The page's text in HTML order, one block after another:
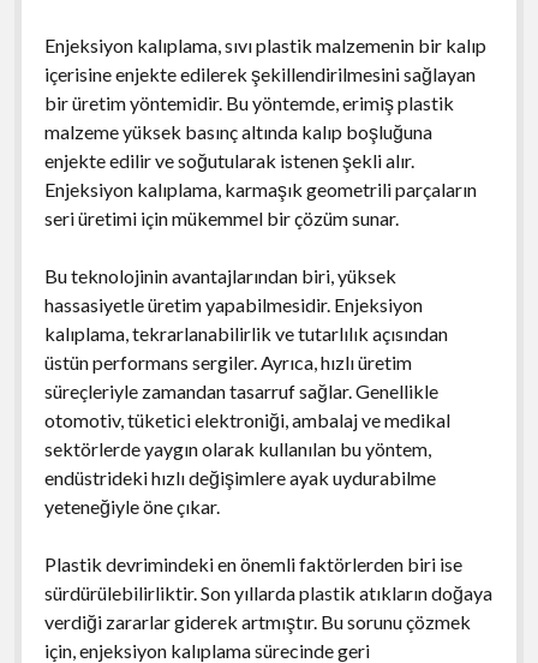
Enjeksiyon kalıplama, sıvı plastik malzemenin bir kalıp
içerisine enjekte edilerek şekillendirilmesini sağlayan
bir üretim yöntemidir. Bu yöntemde, erimiş plastik
malzeme yüksek basınç altında kalıp boşluğuna
enjekte edilir ve soğutularak istenen şekli alır.
Enjeksiyon kalıplama, karmaşık geometrili parçaların
seri üretimi için mükemmel bir çözüm sunar.
Bu teknolojinin avantajlarından biri, yüksek
hassasiyetle üretim yapabilmesidir. Enjeksiyon
kalıplama, tekrarlanabilirlik ve tutarlılık açısından
üstün performans sergiler. Ayrıca, hızlı üretim
süreçleriyle zamandan tasarruf sağlar. Genellikle
otomotiv, tüketici elektroniği, ambalaj ve medikal
sektörlerde yaygın olarak kullanılan bu yöntem,
endüstrideki hızlı değişimlere ayak uydurabilme
yeteneğiyle öne çıkar.
Plastik devrimindeki en önemli faktörlerden biri ise
sürdürülebilirliktir. Son yıllarda plastik atıkların doğaya
verdiği zararlar giderek artmıştır. Bu sorunu çözmek
için, enjeksiyon kalıplama sürecinde geri